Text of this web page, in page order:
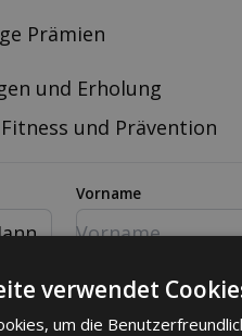
Prämien
und Erholung
und Prävention
Vorname
verwendet
um die